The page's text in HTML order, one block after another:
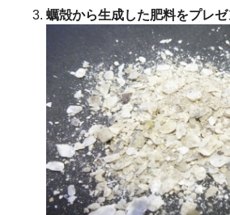
蠣殻から生成した肥料をプレゼ